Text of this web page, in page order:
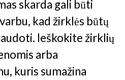
skarda gali būti
kad žirklės būtų
Ieškokite žirklių
arba
kuris sumažina